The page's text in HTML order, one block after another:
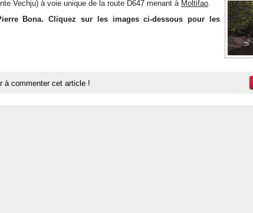
Vechju) à voie unique de la route D647 menant à Moltifao.
Bona. Cliquez sur les images ci-dessous pour les
à commenter cet article !